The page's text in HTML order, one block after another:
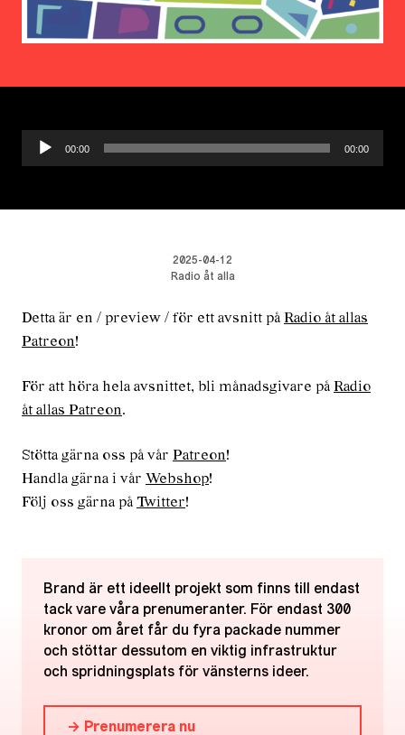
Ljudspelare
00:00 00:00
2025-04-12
Radio åt alla
Detta är en / preview / för ett avsnitt på Radio åt allas
Patreon!
För att höra hela avsnittet, bli månadsgivare på Radio
åt allas Patreon.
Stötta gärna oss på vår Patreon!
Handla gärna i vår Webshop!
Följ oss gärna på Twitter!
Brand är ett ideellt projekt som finns till endast
tack vare våra prenumeranter. För endast 300
kronor om året får du fyra packade nummer
och stöttar dessutom en viktig infrastruktur
och spridningsplats för vänsterns ideer.
→ Prenumerera nu